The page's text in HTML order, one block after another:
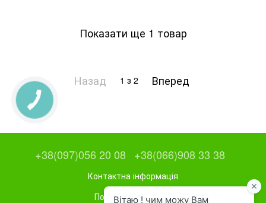
Показати ще 1 товар
Назад 1 з 2 Вперед
+38(097)056 20 08 +38(066)908 33 38
Контактна інформація
Повна версія сайту